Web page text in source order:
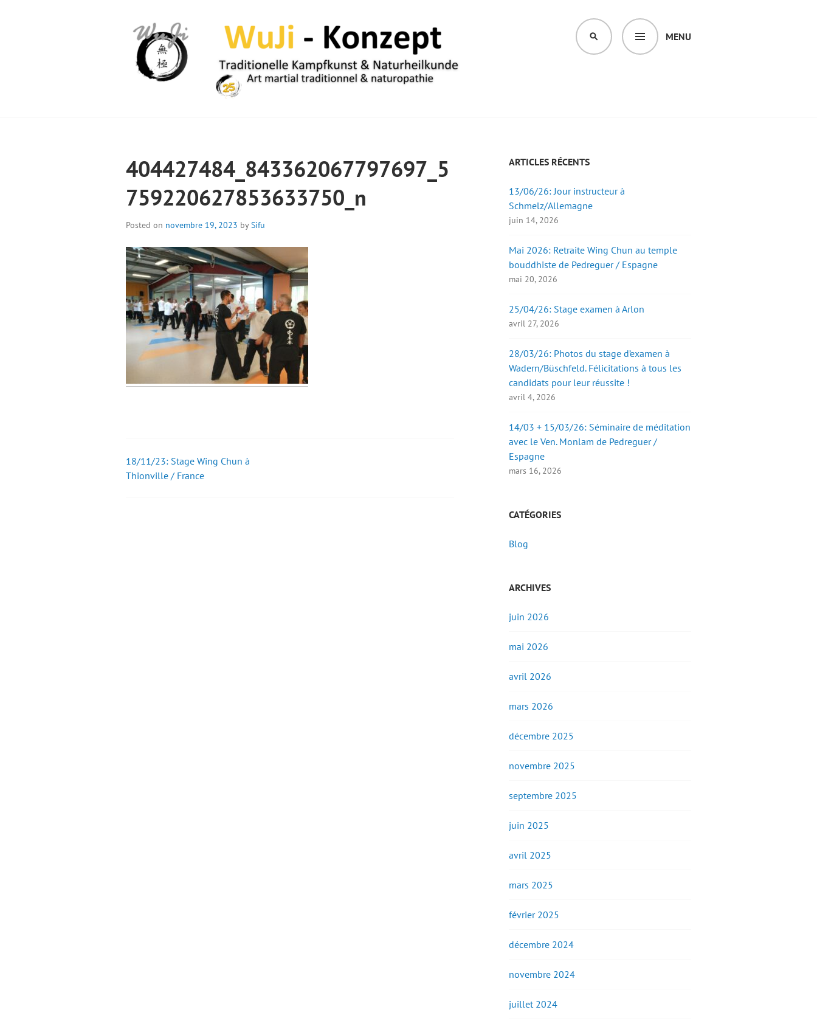
MENU
SEARCH
404427484_843362067797697_5
759220627853633750_n
Posted on novembre 19, 2023 bySifu
Post
18/11/23: Stage Wing Chun à
Thionville / France
ARTICLES RÉCENTS
13/06/26: Jour instructeur à
Schmelz/Allemagne
juin 14, 2026
Mai 2026: Retraite Wing Chun au temple
bouddhiste de Pedreguer / Espagne
mai 20, 2026
25/04/26: Stage examen à Arlon
avril 27, 2026
28/03/26: Photos du stage d’examen à
Wadern/Büschfeld. Félicitations à tous les
candidats pour leur réussite !
avril 4, 2026
14/03 + 15/03/26: Séminaire de méditation
avec le Ven. Monlam de Pedreguer /
Espagne
mars 16, 2026
CATÉGORIES
Blog
ARCHIVES
juin 2026
mai 2026
avril 2026
mars 2026
décembre 2025
novembre 2025
septembre 2025
juin 2025
avril 2025
mars 2025
février 2025
décembre 2024
novembre 2024
juillet 2024